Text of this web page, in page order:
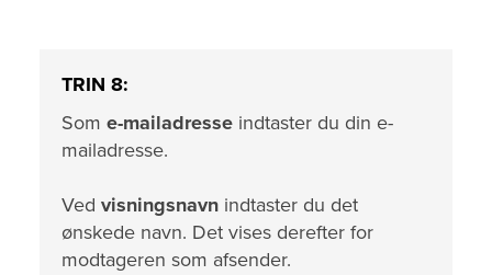
TRIN 8:
Som e-mailadresse indtaster du din e-
mailadresse.
Ved visningsnavn indtaster du det
ønskede navn. Det vises derefter for
modtageren som afsender.